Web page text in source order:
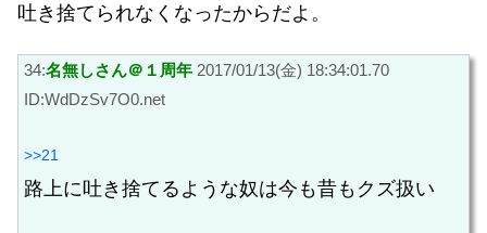
吐き捨てられなくなったからだよ。
34:名無しさん＠１周年 2017/01/13(金) 18:34:01.70
ID:WdDzSv7O0.net
>>21
路上に吐き捨てるような奴は今も昔もクズ扱い